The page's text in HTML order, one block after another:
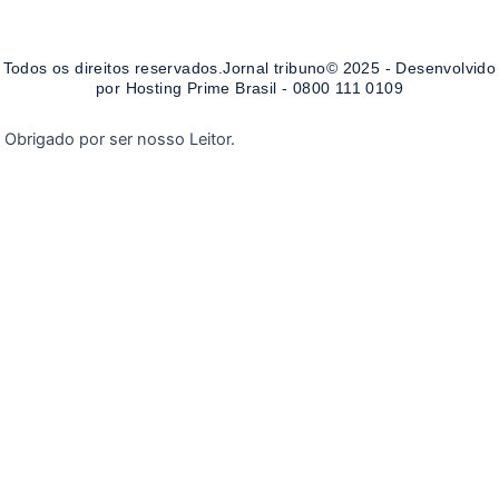
Todos os direitos reservados.Jornal tribuno© 2025 - Desenvolvido
por Hosting Prime Brasil - 0800 111 0109
Obrigado por ser nosso Leitor.